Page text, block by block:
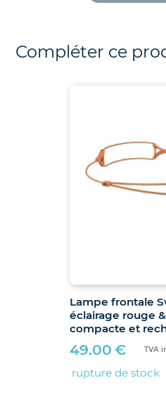
Compléter ce
Lampe frontale
éclairage rouge
compacte et
49.00 € TVA
rupture de stock